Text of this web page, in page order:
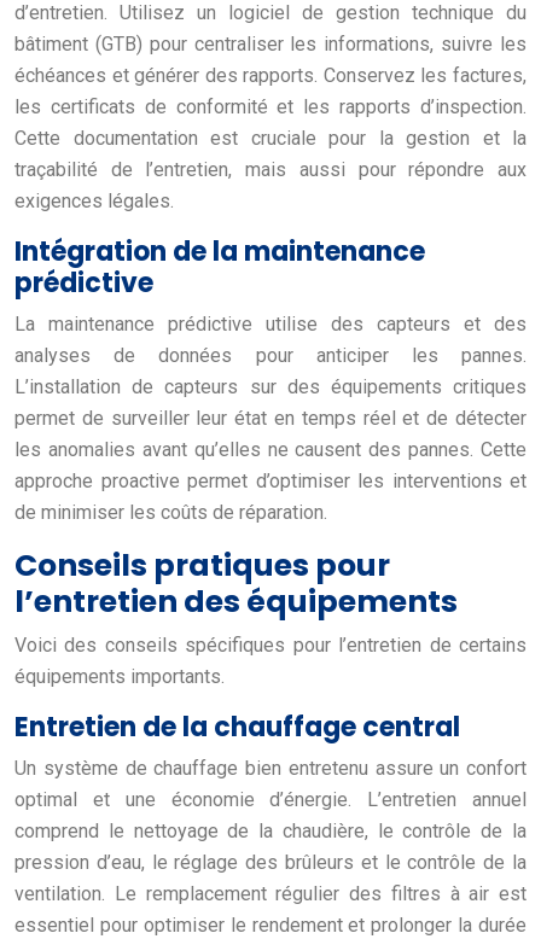
d’entretien. Utilisez un logiciel de gestion technique du
bâtiment (GTB) pour centraliser les informations, suivre les
échéances et générer des rapports. Conservez les factures,
les certificats de conformité et les rapports d’inspection.
Cette documentation est cruciale pour la gestion et la
traçabilité de l’entretien, mais aussi pour répondre aux
exigences légales.
Intégration de la maintenance
prédictive
La maintenance prédictive utilise des capteurs et des
analyses de données pour anticiper les pannes.
L’installation de capteurs sur des équipements critiques
permet de surveiller leur état en temps réel et de détecter
les anomalies avant qu’elles ne causent des pannes. Cette
approche proactive permet d’optimiser les interventions et
de minimiser les coûts de réparation.
Conseils pratiques pour
l’entretien des équipements
Voici des conseils spécifiques pour l’entretien de certains
équipements importants.
Entretien de la chauffage central
Un système de chauffage bien entretenu assure un confort
optimal et une économie d’énergie. L’entretien annuel
comprend le nettoyage de la chaudière, le contrôle de la
pression d’eau, le réglage des brûleurs et le contrôle de la
ventilation. Le remplacement régulier des filtres à air est
essentiel pour optimiser le rendement et prolonger la durée